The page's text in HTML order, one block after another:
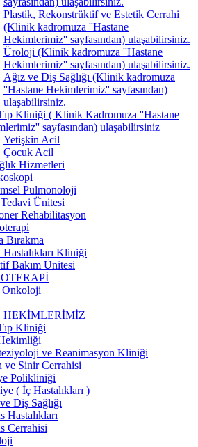
Plastik, Rekonstrüktif ve Estetik Cerrahi
(Klinik kadromuza ''Hastane
Hekimlerimiz'' sayfasından) ulaşabilirsiniz.
Üroloji (Klinik kadromuza ''Hastane
Hekimlerimiz'' sayfasından) ulaşabilirsiniz.
Ağız ve Diş Sağlığı (Klinik kadromuza
''Hastane Hekimlerimiz'' sayfasından)
ulaşabilirsiniz.
Kliniği ( Klinik Kadromuza ''Hastane
sayfasından) ulaşabilirsiniz
Yetişkin Acil
Çocuk Acil
Hizmetleri
Pulmonoloji
Ünitesi
Rehabilitasyon
Bırakma
Kliniği
Bakım Ünitesi
Onkoloji
HEKİMLERİMİZ
Kliniği
ve Reanimasyon Kliniği
ve Sinir Cerrahisi
Polikliniği
( İç Hastalıkları )
Diş Sağlığı
Hastalıkları
Cerrahisi